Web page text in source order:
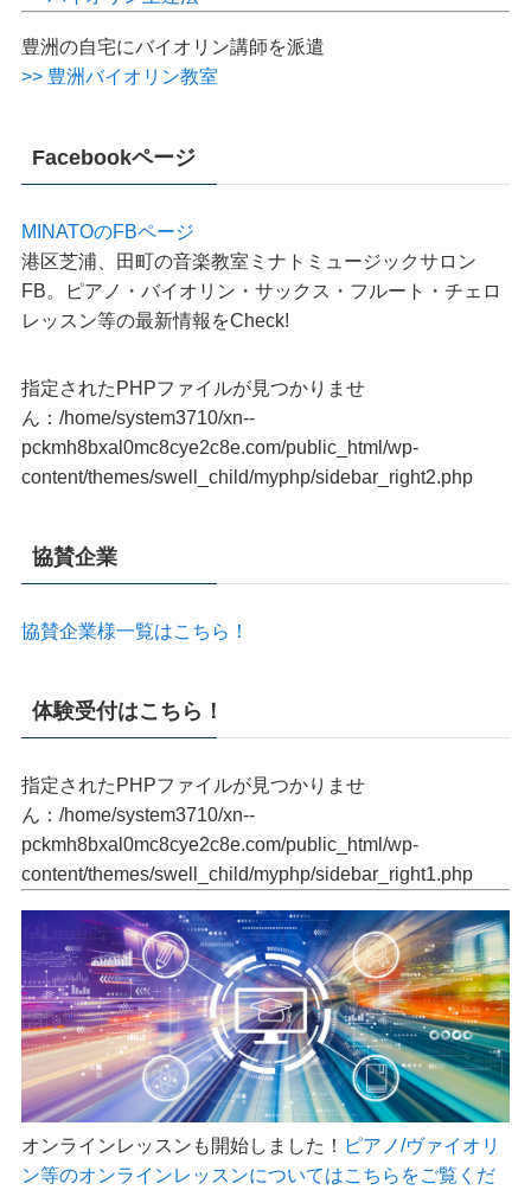
>> バイオリン上達法
Facebookページ
MINATOのFBページ
港区芝浦、田町の音楽教室ミナトミュージックサロン
レッスン等の最新情報をCheck!
指定されたPHPファイルが見つかりませ
ん：/home/system3710/xn--
content/themes/swell_child/myphp/sidebar_right2.php
協賛企業
協賛企業様一覧はこちら！
体験受付はこちら！
指定されたPHPファイルが見つかりませ
ん：/home/system3710/xn--
pckmh8bxal0mc8cye2c8e.com/public_html/wp-
content/themes/swell_child/myphp/sidebar_right1.php